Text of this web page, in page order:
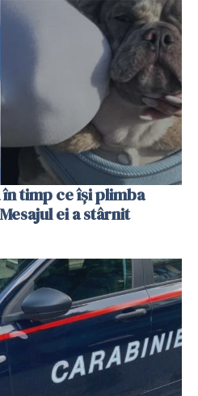
timp ce își plimba
ei a stârnit